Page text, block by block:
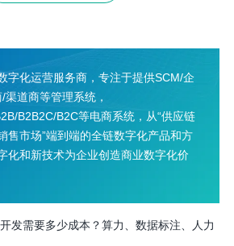
字化运营服务商，专注于提供SCM/企
道商等管理系统，
B2B2C/B2C等电商系统，从“供应链
市场”端到端的全链数字化产品和方
化和新技术为企业创造商业数字化价
发需要多少成本？算力、数据标注、人力